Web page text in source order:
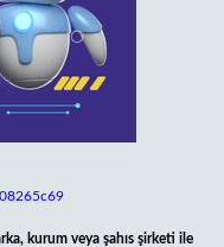
kurum veya şahıs şirketi ile